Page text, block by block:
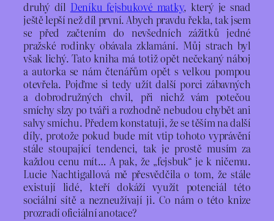
druhý díl Deníku fejsbukové matky, který je snad
ještě lepší než díl první. Abych pravdu řekla, tak jsem
se před začtením do nevšedních zážitků jedné
pražské rodinky obávala zklamání. Můj strach byl
však lichý. Tato kniha má totiž opět nečekaný náboj
a autorka se nám čtenářům opět s velkou pompou
otevřela. Pojďme si tedy užít další porci zábavných
a dobrodružných chvil, při nichž vám potečou
smíchy slzy po tváři a rozhodně nebudou chybět ani
salvy smíchu. Předem konstatuji, že se těším na další
díly, protože pokud bude mít vtip tohoto vyprávění
stále stoupající tendenci, tak je prostě musím za
každou cenu mít… A pak, že „fejsbuk“ je k ničemu.
Lucie Nachtigallová mě přesvědčila o tom, že stále
existují lidé, kteří dokáží využít potenciál této
sociální sítě a nezneužívají ji. Co nám o této knize
prozradí oficiální anotace?